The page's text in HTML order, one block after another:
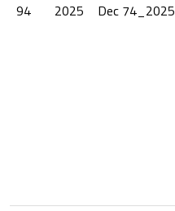
94
2025 Dec 74_2025